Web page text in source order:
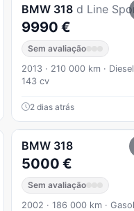
BMW 318 d Line
9990 €
Sem avaliação
2013 · 210 000 km · Diesel
143 cv
2 dias atrás
BMW 318
5000 €
Sem avaliação
2002 · 186 000 km ·